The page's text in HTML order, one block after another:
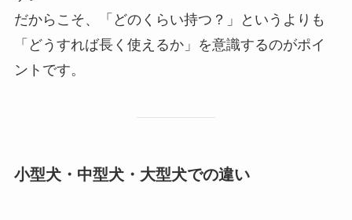
だからこそ、「どのくらい持つ？」というよりも
「どうすれば長く使えるか」を意識するのがポイ
ントです。
小型犬・中型犬・大型犬での違い